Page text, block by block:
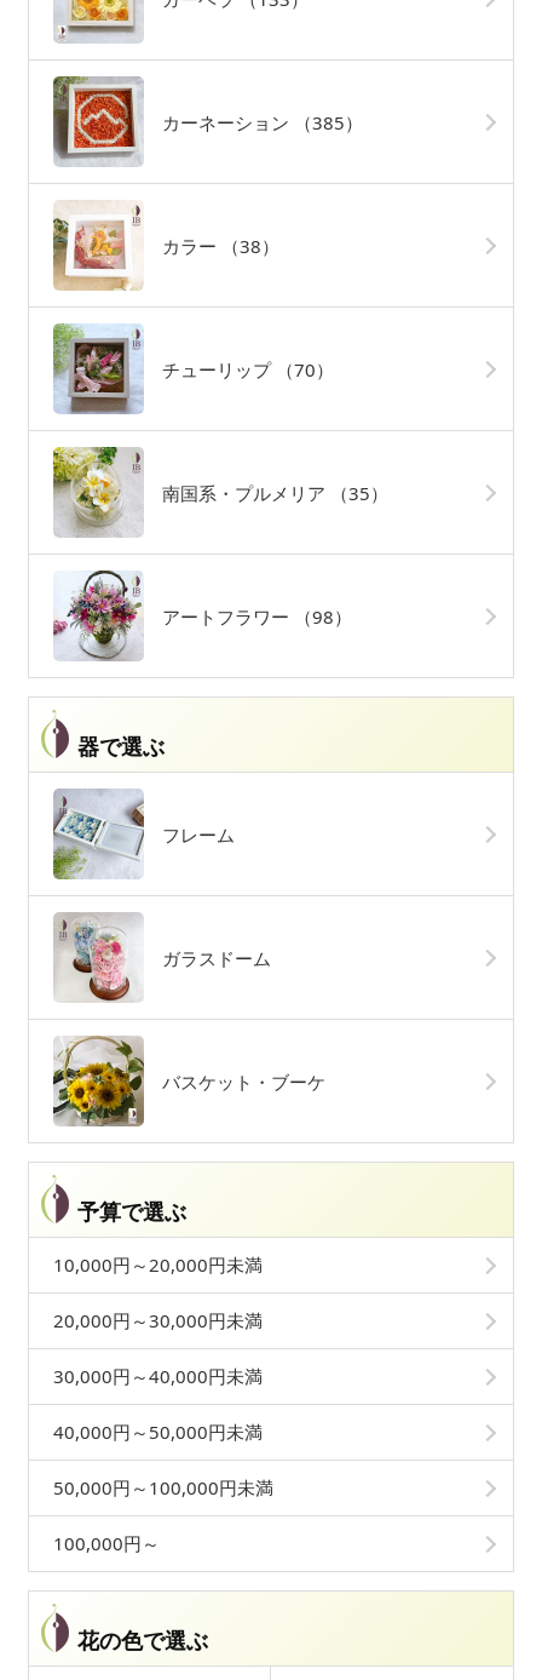
カーネーション （385）
カラー （38）
チューリップ （70）
南国系・プルメリア （35）
アートフラワー （98）
器で選ぶ
フレーム
ガラスドーム
バスケット・ブーケ
予算で選ぶ
10,000円～20,000円未満
20,000円～30,000円未満
30,000円～40,000円未満
40,000円～50,000円未満
50,000円～100,000円未満
100,000円～
花の色で選ぶ